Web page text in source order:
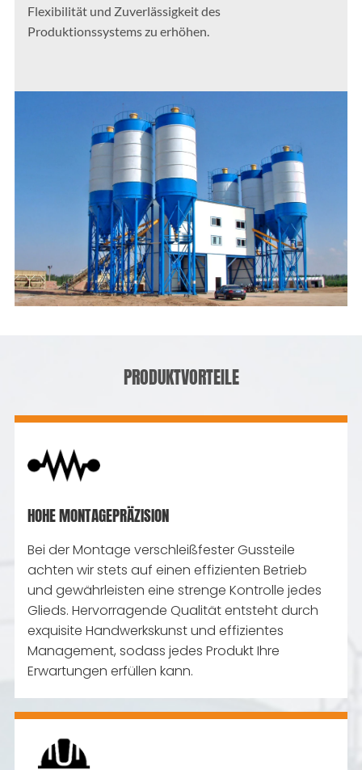
Flexibilität und Zuverlässigkeit des
Produktionssystems zu erhöhen.
PRODUKTVORTEILE
HOHE MONTAGEPRÄZISION
Bei der Montage verschleißfester Gussteile
achten wir stets auf einen effizienten Betrieb
und gewährleisten eine strenge Kontrolle jedes
Glieds. Hervorragende Qualität entsteht durch
exquisite Handwerkskunst und effizientes
Management, sodass jedes Produkt Ihre
Erwartungen erfüllen kann.